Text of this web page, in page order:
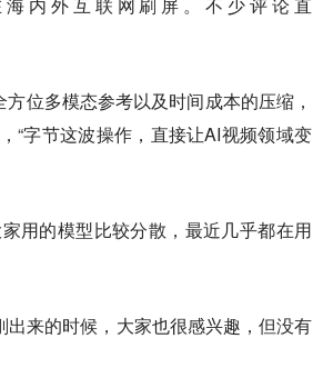
位多模态参考以及时间成本的压缩，
“字节这波操作，直接让AI视频领域变
用的模型比较分散，最近几乎都在用
来的时候，大家也很感兴趣，但没有